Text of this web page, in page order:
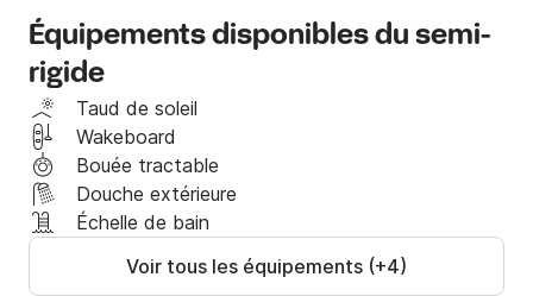
mouillages dans des eaux turquoises et rades
sauvages. 🐠
* Point sécurité : Rappel complet des règles en mer
avant de larguer les amarres.
* Flexibilité : Adaptation de la sortie selon vos
demandes et la météo.
Option Skipper : Naviguez sereinement 👨‍✈️
Étant titulaire d'un brevet de skipper professionnel, je
peux vous accompagner en mer. Si vous me
Équipements disponibles du semi-
rigide
Taud de soleil
Wakeboard
Bouée tractable
Douche extérieure
Échelle de bain
Voir tous les équipements (+4)